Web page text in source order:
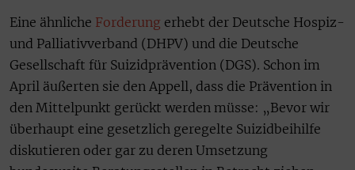
Eine ähnliche Forderung erhebt der Deutsche Hospiz-
und Palliativverband (DHPV) und die Deutsche
Gesellschaft für Suizidprävention (DGS). Schon im
April äußerten sie den Appell, dass die Prävention in
den Mittelpunkt gerückt werden müsse: „Bevor wir
überhaupt eine gesetzlich geregelte Suizidbeihilfe
diskutieren oder gar zu deren Umsetzung